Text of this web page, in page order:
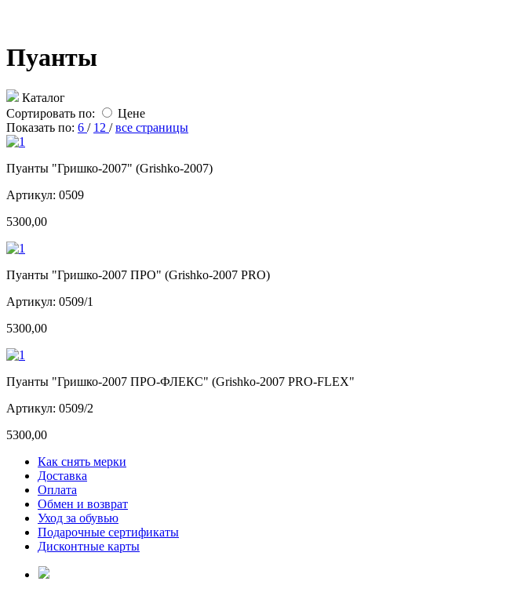
Пуанты
Каталог
Сортировать по:
Цене
Показать по: 6 / 12 /все страницы
Пуанты "Гришко-2007" (Grishko-2007)
Артикул: 0509
5300,00
Пуанты "Гришко-2007 ПРО" (Grishko-2007 PRO)
Артикул: 0509/1
5300,00
Пуанты "Гришко-2007 ПРО-ФЛЕКС" (Grishko-2007 PRO-FLEX"
Артикул: 0509/2
5300,00
Как снять мерки
Доставка
Оплата
Обмен и возврат
Уход за обувью
Подарочные сертификаты
Дисконтные карты